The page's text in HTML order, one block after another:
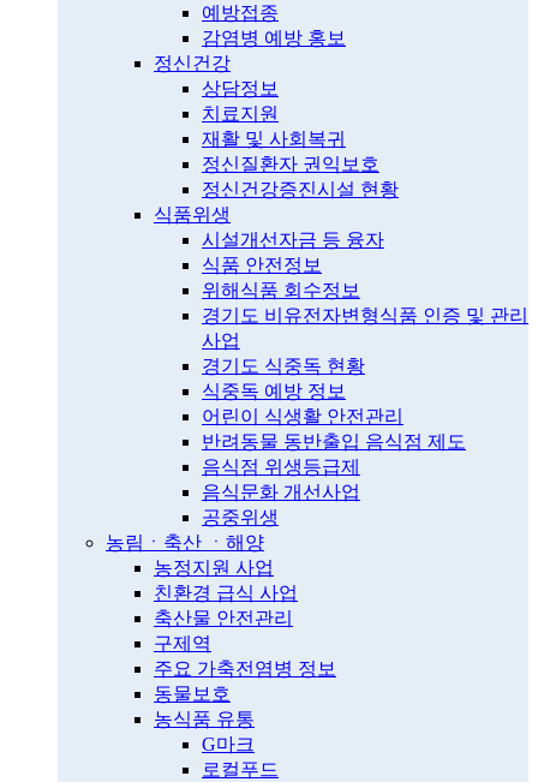
예방접종
감염병 예방 홍보
정신건강
상담정보
치료지원
재활 및 사회복귀
정신질환자 권익보호
정신건강증진시설 현황
식품위생
시설개선자금 등 융자
식품 안전정보
위해식품 회수정보
경기도 비유전자변형식품 인증 및 관리
사업
경기도 식중독 현황
식중독 예방 정보
어린이 식생활 안전관리
반려동물 동반출입 음식점 제도
음식점 위생등급제
음식문화 개선사업
공중위생
농림ㆍ축산 ㆍ해양
농정지원 사업
친환경 급식 사업
축산물 안전관리
구제역
주요 가축전염병 정보
동물보호
농식품 유통
G마크
로컬푸드